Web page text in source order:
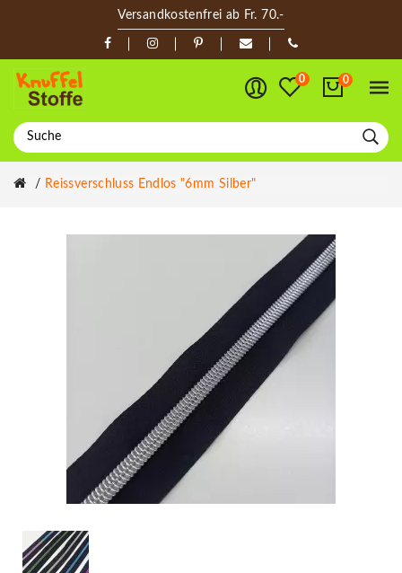
Versandkostenfrei ab Fr. 70.-
0 0
Reissverschluss Endlos "6mm Silber"